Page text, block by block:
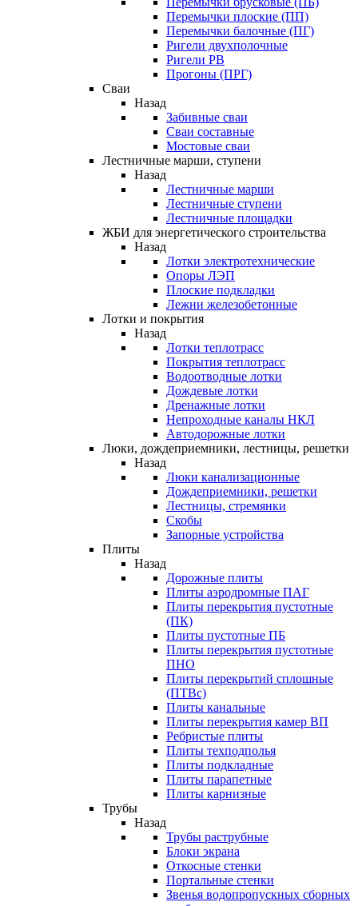
Перемычки плоские (ПП)
Перемычки балочные (ПГ)
Ригели двухполочные
Ригели РВ
Прогоны (ПРГ)
Сваи
Назад
Забивные сваи
Сваи составные
Мостовые сваи
Лестничные марши, ступени
Назад
Лестничные марши
Лестничные ступени
Лестничные площадки
ЖБИ для энергетического строительства
Назад
Лотки электротехнические
Опоры ЛЭП
Плоские подкладки
Лежни железобетонные
Лотки и покрытия
Назад
Лотки теплотрасс
Покрытия теплотрасс
Водоотводные лотки
Дождевые лотки
Дренажные лотки
Непроходные каналы НКЛ
Автодорожные лотки
Люки, дождеприемники, лестницы, решетки
Назад
Люки канализационные
Дождеприемники, решетки
Лестницы, стремянки
Скобы
Запорные устройства
Плиты
Назад
Дорожные плиты
Плиты аэродромные ПАГ
Плиты перекрытия пустотные
(ПК)
Плиты пустотные ПБ
Плиты перекрытия пустотные
ПНО
Плиты перекрытий сплошные
(ПТВс)
Плиты канальные
Плиты перекрытия камер ВП
Ребристые плиты
Плиты техподполья
Плиты подкладные
Плиты парапетные
Плиты карнизные
Трубы
Назад
Трубы раструбные
Блоки экрана
Откосные стенки
Портальные стенки
Звенья водопропускных сборных